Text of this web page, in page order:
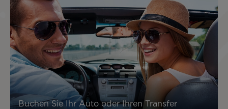
Buchen Sie Ihr Auto oder Ihren Transfer